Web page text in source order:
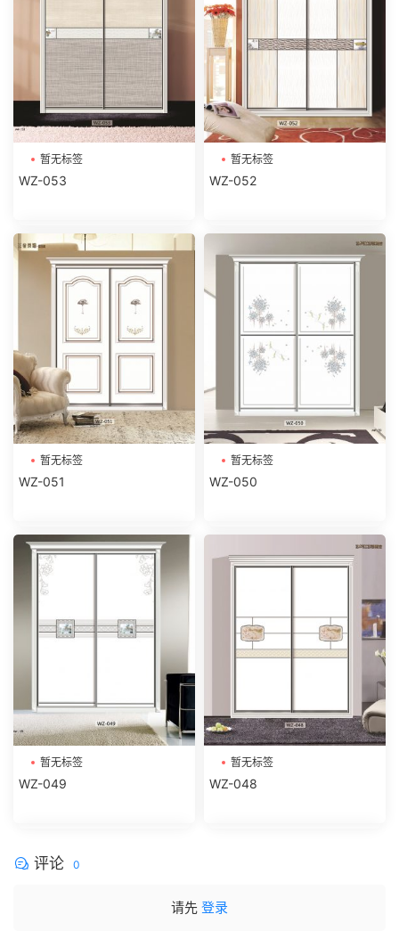
暂无标签
WZ-053
暂无标签
WZ-052
暂无标签
WZ-051
暂无标签
WZ-050
暂无标签
WZ-049
暂无标签
WZ-048
评论 0
请先 登录